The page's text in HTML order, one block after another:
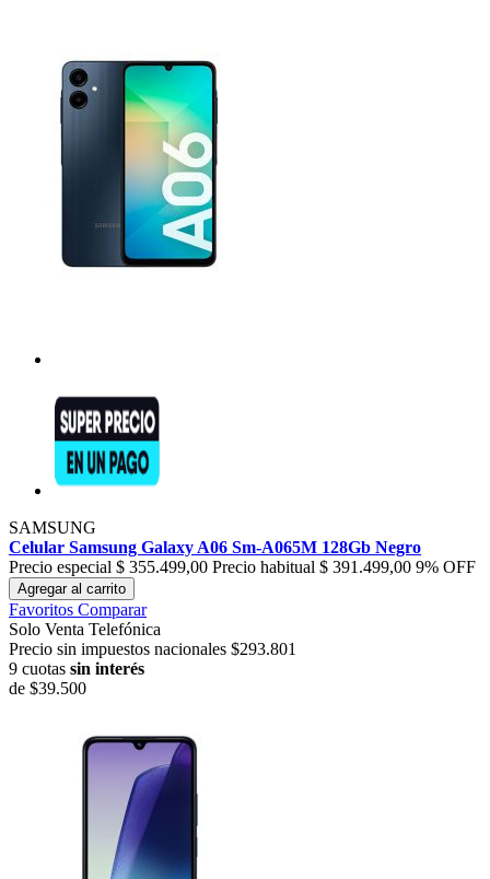
SAMSUNG
Celular Samsung Galaxy A06 Sm-A065M 128Gb Negro
Precio especial $ 355.499,00 Precio habitual $ 391.499,00 9% OFF
Agregar al carrito
Favoritos Comparar
Solo Venta Telefónica
Precio sin impuestos nacionales $293.801
9 cuotas sin interés
de $39.500